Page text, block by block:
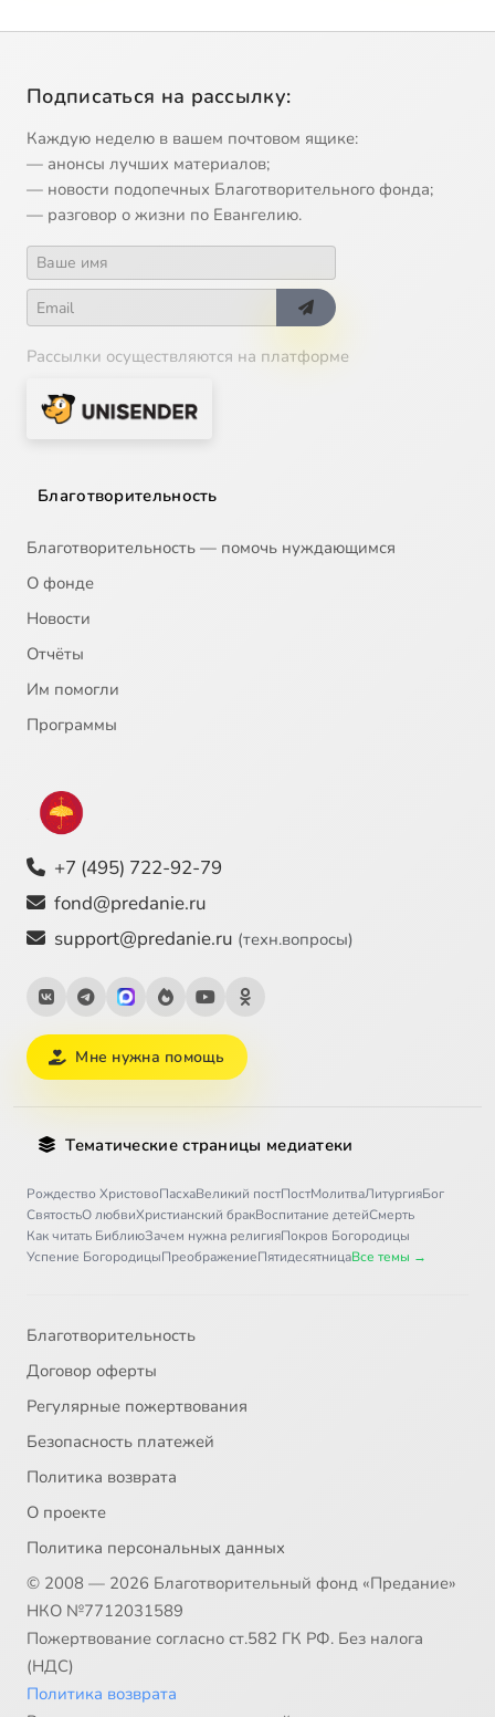
Подписаться на рассылку:
Каждую неделю в вашем почтовом ящике:
— анонсы лучших материалов;
— новости подопечных Благотворительного фонда;
— разговор о жизни по Евангелию.
Рассылки осуществляются на платформе
Благотворительность
Благотворительность — помочь нуждающимся
О фонде
Новости
Отчёты
Им помогли
Программы
+7 (495) 722-92-79
fond@predanie.ru
support@predanie.ru (техн.вопросы)
Мне нужна помощь
Тематические страницы медиатеки
Рождество ХристовоПасхаВеликий постПостМолитваЛитургияБог
СвятостьО любвиХристианский бракВоспитание детейСмерть
Как читать БиблиюЗачем нужна религияПокров Богородицы
Успение БогородицыПреображениеПятидесятницаВсе темы →
Благотворительность
Договор оферты
Регулярные пожертвования
Безопасность платежей
Политика возврата
О проекте
Политика персональных данных
© 2008 — 2026 Благотворительный фонд «Предание»
НКО №7712031589
Пожертвование согласно ст.582 ГК РФ. Без налога
(НДС)
Политика возврата